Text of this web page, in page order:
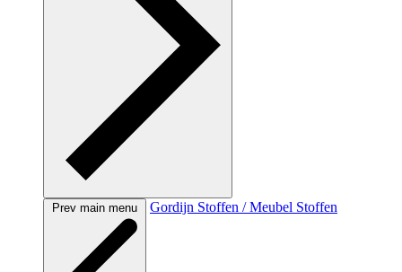
Prev main menu Gordijn Stoffen / Meubel Stoffen